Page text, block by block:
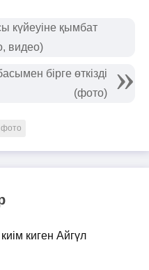
күйеуіне қымбат
видео)
бірге өткізді
(фото)
фото